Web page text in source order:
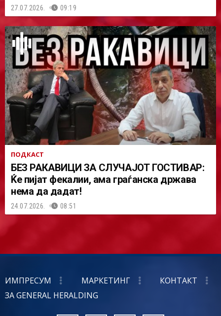
27.07.2026. 09:19
ПОДКАСТ
БЕЗ РАКАВИЦИ ЗА СЛУЧАЈОТ ГОСТИВАР:
Ќе пијат фекалии, ама граѓанска држава
нема да дадат!
24.07.2026. 08:51
ИМПРЕСУМ МАРКЕТИНГ
КОНТАКТ
ЗА GENERAL HERALDING